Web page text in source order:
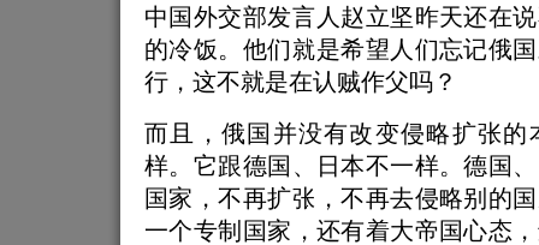
中国外交部发言人赵立坚昨天还在
的冷饭。他们就是希望人们忘记俄
行，这不就是在认贼作父吗？
而且，俄国并没有改变侵略扩张的
样。它跟德国、日本不一样。德国
国家，不再扩张，不再去侵略别的
一个专制国家，还有着大帝国心态